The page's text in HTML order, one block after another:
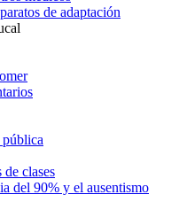
de adaptación
de clases
del 90% y el ausentismo